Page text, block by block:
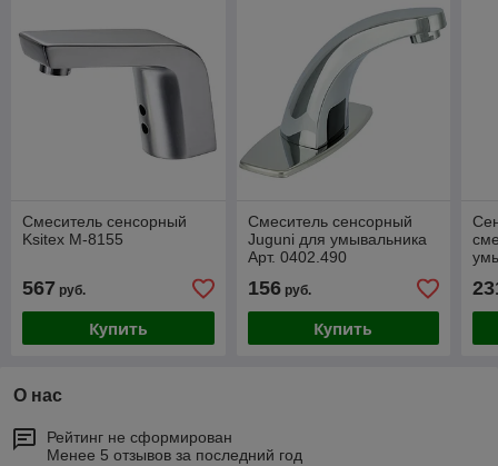
Смеситель сенсорный
Ksitex М-8155
567 руб.
Купить
Смеситель сенсорный
Juguni для умывальника
Арт. 0402.490
156руб.
Купить
О нас
Рейтинг не сформирован
Менее 5 отзывов за последний год